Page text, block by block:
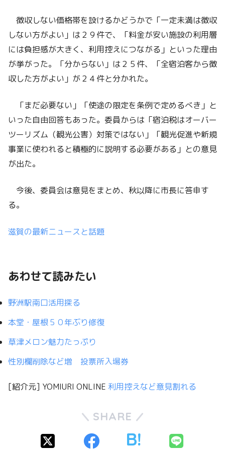
徴収しない価格帯を設けるかどうかで「一定未満は徴収
しない方がよい」は２９件で、「料金が安い施設の利用層
には負担感が大きく、利用控えにつながる」といった理由
が挙がった。「分からない」は２５件、「全宿泊客から徴
収した方がよい」が２４件と分かれた。
「まだ必要ない」「使途の限定を条例で定めるべき」と
いった自由回答もあった。委員からは「宿泊税はオーバー
ツーリズム（観光公害）対策ではない」「観光促進や新規
事業に使われると積極的に説明する必要がある」との意見
が出た。
今後、委員会は意見をまとめ、秋以降に市長に答申す
る。
滋賀の最新ニュースと話題
あわせて読みたい
野洲駅南口活用探る
本堂・屋根５０年ぶり修復
草津メロン魅力たっぷり
性別欄削除など増 投票所入場券
[紹介元] YOMIURI ONLINE 利用控えなど意見割れる
SHARE